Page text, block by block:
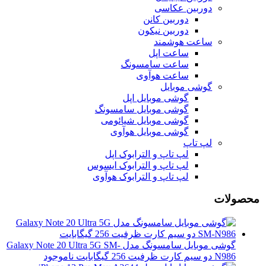
دوربین عکاسی
دوربین کانن
دوربین نیکون
ساعت هوشمند
ساعت اپل
ساعت سامسونگ
ساعت هوآوی
گوشی موبایل
گوشی موبایل اپل
گوشی موبایل سامسونگ
گوشی موبایل شیائومی
گوشی موبایل هوآوی
لپ تاپ
لپ تاپ و الترابوک اپل
لپ تاپ و الترابوک ایسوس
لپ تاپ و الترابوک هوآوی
محصولات
گوشی موبایل سامسونگ مدل Galaxy Note 20 Ultra 5G SM-
N986 دو سیم کارت ظرفیت 256 گیگابایت
ناموجود